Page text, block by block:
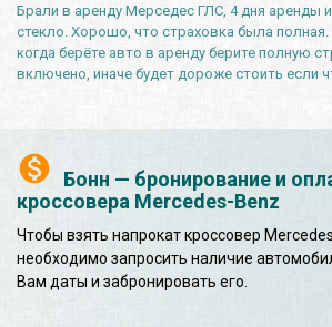
Бонн — бронирование и
кроссовера Mercedes-Benz
Чтобы взять напрокат кроссовер
необходимо запросить наличие
Вам даты и забронировать его.
Брали в аренду Мерседес ГЛС, 4 дня аренды
стекло. Хорошо, что страховка была
когда берёте авто в аренду берите полную
включено, иначе будет дороже стоить если